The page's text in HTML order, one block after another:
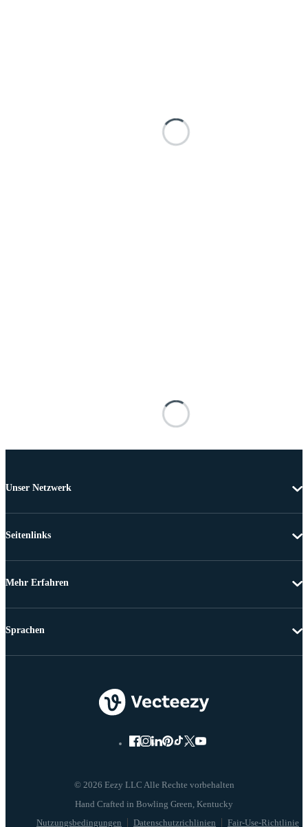
Unser Netzwerk
Seitenlinks
Mehr Erfahren
© 2026 Eezy LLC Alle Rechte vorbehalten
Nutzungsbedingungen Datenschutzrichlinien Fair-Use-Richtlinie
Sprachen